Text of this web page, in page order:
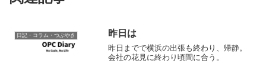
日記・コラム・つぶやき 昨日は
昨日までで横浜の出張も終わり、帰静。
会社の花見に終わり頃間に合う。